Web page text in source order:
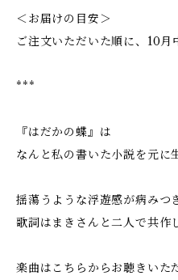
＜お届けの目安＞
ご注文いただいた順に、10
***
『はだかの蝶』は
なんと私の書いた小説を元に
揺蕩うような浮遊感が病みつ
歌詞はまきさんと二人で共作
楽曲はこちらからお聴きいた